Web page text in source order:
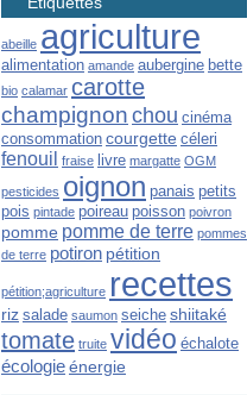
abeille agriculture
alimentation amande aubergine bette
bio calamar carotte
champignon chou cinéma
consommation courgette céleri
fenouil fraise livre margatte OGM
pesticides oignon panais petits
pois pintade poireau poisson poivron
pomme pomme de terre pommes
de terre potiron pétition
pétition;agriculture recettes
riz salade saumon seiche shiitaké
tomate truite vidéo échalote
écologieénergie